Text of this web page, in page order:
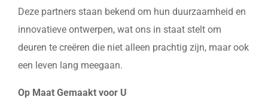
Deze partners staan bekend om hun duurzaamheid en
innovatieve ontwerpen, wat ons in staat stelt om
deuren te creëren die niet alleen prachtig zijn, maar ook
een leven lang meegaan.
Op Maat Gemaakt voor U